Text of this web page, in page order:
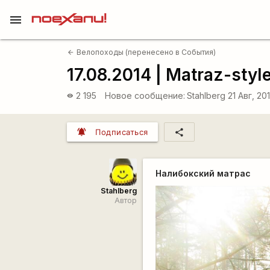
menu
arrow_back Велопоходы (перенесено в События)
17.08.2014 | Matraz-
visibility 2 195 Новое сообщение: Stahlberg 21 Авг,
notifications_active Подписаться share
Stahlberg
Автор
Налибокский матрас